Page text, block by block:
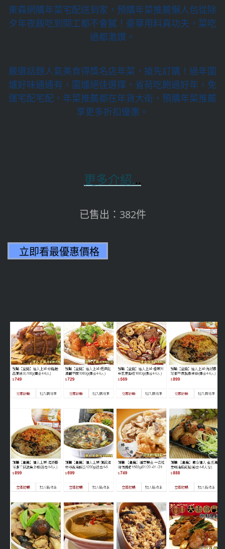
東森網購年菜宅配送到家，預購年菜推薦懶人包從除
夕年夜飯吃到開工都不會膩！豪華用料真功夫，菜吃
過都激讚。
嚴選話題人氣美食得獎名店年菜，搶先訂購！過年圍
爐好味通通有，圍爐絕佳選擇，省荷吃飽過好年，免
運宅配宅配，年菜推薦都在年貨大街，預購年菜推薦
享更多折扣優惠。
更多介紹...
已售出：382件